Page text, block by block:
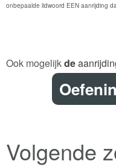
onbepaalde lidwoord EEN aanrijding
Ook mogelijkde
Volgende